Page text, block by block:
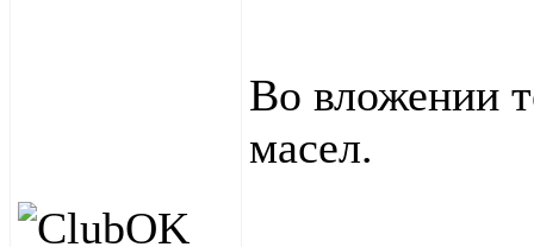
Во вложении
масел.